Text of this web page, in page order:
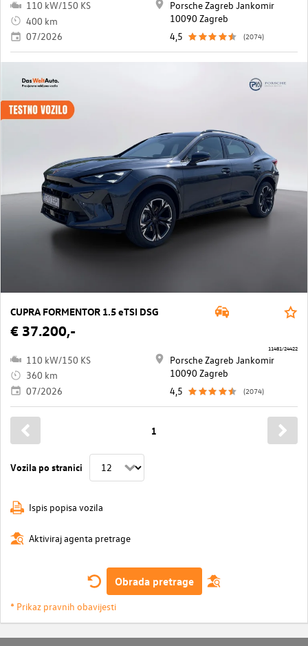
110 kW/150 KS
400 km
07/2026
Porsche Zagreb Jankomir
10090 Zagreb
4,5
(2074)
CUPRA FORMENTOR 1.5 eTSI DSG
€ 37.200,-
110 kW/150 KS
360 km
07/2026
Porsche Zagreb Jankomir
10090 Zagreb
4,5
(2074)
11481/24422
Vozila po stranici
1
Ispis popisa vozila
Aktiviraj agenta pretrage
Obrada pretrage
* Prikaz pravnih obavijesti